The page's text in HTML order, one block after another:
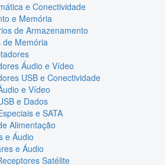
e Conectividade
e Memória
de Armazenamento
de Memória
Áudio e Vídeo
USB e Conectividade
e Vídeo
e Dados
e SATA
Alimentação
e Áudio
e Áudio
Satélite